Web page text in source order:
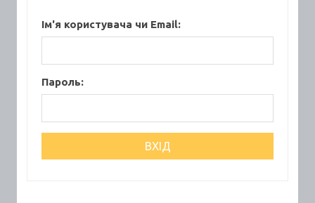
Ім'я користувача чи Email:
Пароль: